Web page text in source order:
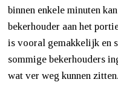
binnen enkele minuten
bekerhouder aan het
is vooral gemakkelijk en
sommige bekerhouders
wat ver weg kunnen